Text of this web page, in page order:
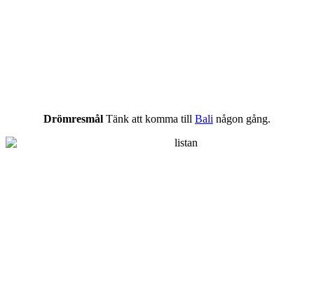
Drömresmål Tänk att komma till Bali någon gång.